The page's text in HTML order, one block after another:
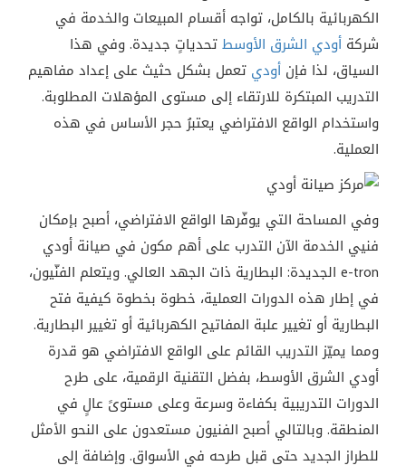
الكهربائية بالكامل، تواجه أقسام المبيعات والخدمة في
شركة أودي الشرق الأوسطتحدياتٍ جديدة.وفي هذا
السياق، لذا فإن أودي تعمل بشكل حثيث على إعداد مفاهيم
التدريب المبتكرة للارتقاء إلى مستوى المؤهلات المطلوبة.
واستخدام الواقع الافتراضي يعتبرُ حجر الأساس في هذه
العملية.
وفي المساحة التي يوفّرها الواقع الافتراضي، أصبح بإمكان
فنيي الخدمة الآن التدرب على أهم مكون في صيانة أودي
e-tron الجديدة: البطارية ذات الجهد العالي.ويتعلم الفنّيون،
في إطار هذه الدورات العملية، خطوة بخطوة كيفية فتح
البطارية أو تغيير علبة المفاتيح الكهربائية أو تغيير البطارية.
ومما يميّز التدريب القائم على الواقع الافتراضي هو قدرة
أودي الشرق الأوسط، بفضل التقنية الرقمية، على طرح
الدورات التدريبية بكفاءة وسرعة وعلى مستوىً عالٍ في
المنطقة.وبالتالي أصبح الفنيون مستعدون على النحو الأمثل
للطراز الجديد حتى قبل طرحه في الأسواق.وإضافة إلى